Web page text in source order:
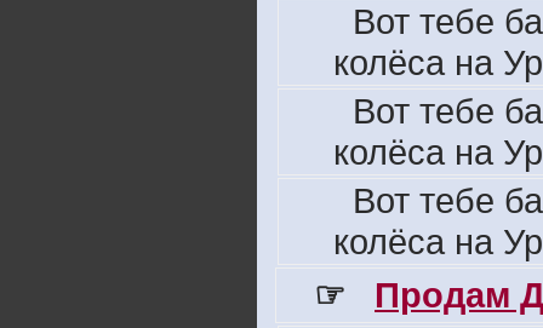
Вот тебе
колёса на
Вот тебе
колёса на
Вот тебе
колёса на
☞
Продам